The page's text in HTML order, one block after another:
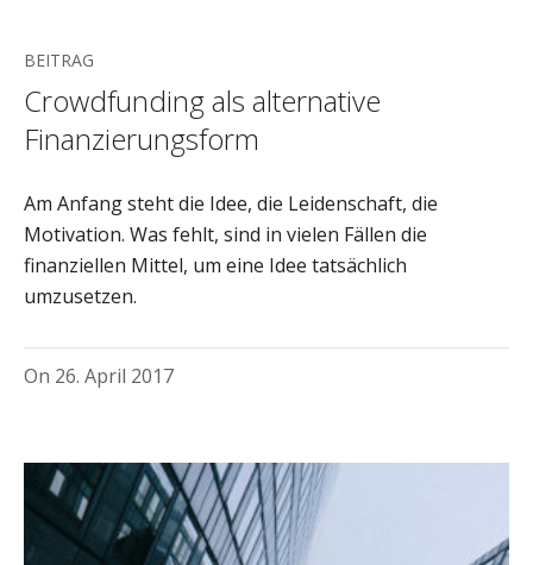
BEITRAG
Crowdfunding als alternative
Finanzierungsform
Am Anfang steht die Idee, die Leidenschaft, die
Motivation. Was fehlt, sind in vielen Fällen die
finanziellen Mittel, um eine Idee tatsächlich
umzusetzen.
On 26. April 2017